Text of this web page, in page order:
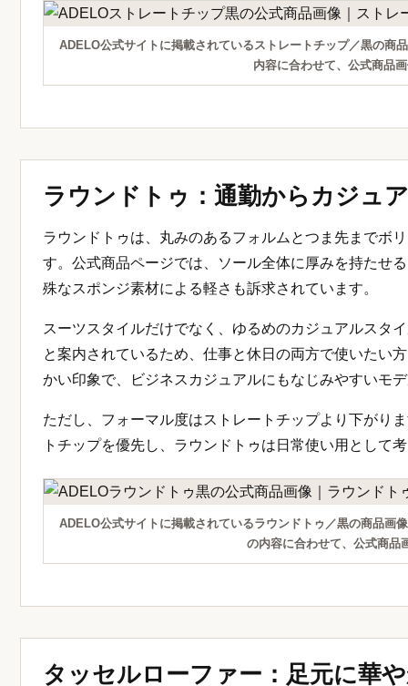
ADELO公式サイトに掲載されているストレートチップ／黒の商
内容に合わせて、公式商品
ラウンドトゥ：通勤からカジュ
ラウンドトゥは、丸みのあるフォルムとつま先までボ
す。公式商品ページでは、ソール全体に厚みを持たせ
殊なスポンジ素材による軽さも訴求されています。
スーツスタイルだけでなく、ゆるめのカジュアルスタ
と案内されているため、仕事と休日の両方で使いたい
かい印象で、ビジネスカジュアルにもなじみやすいモ
ただし、フォーマル度はストレートチップより下がり
トチップを優先し、ラウンドトゥは日常使い用として
ADELO公式サイトに掲載されているラウンドトゥ／黒の商品画
の内容に合わせて、公式商品
タッセルローファー：足元に華